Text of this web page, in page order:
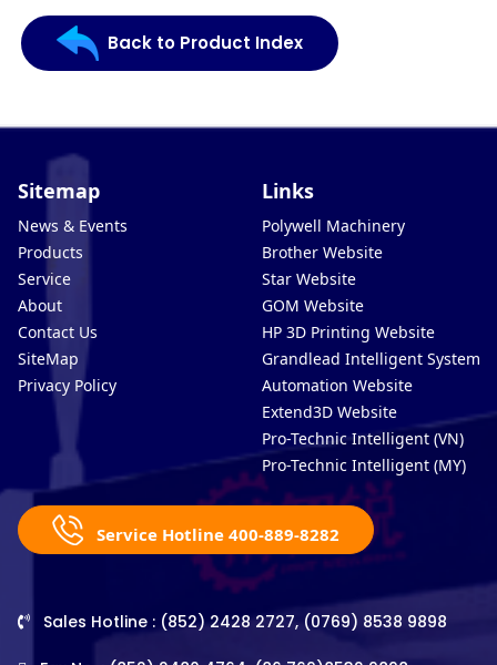
Back to Product Index
Sitemap
News & Events
Products
Service
About
Contact Us
SiteMap
Privacy Policy
Links
Polywell Machinery
Brother Website
Star Website
GOM Website
HP 3D Printing Website
Grandlead Intelligent Systems
Automation Website
Extend3D Website
Pro-Technic Intelligent (VN)
Pro-Technic Intelligent (MY)
Service Hotline 400-889-8282
Sales Hotline : (852) 2428 2727, (0769) 8538 9898